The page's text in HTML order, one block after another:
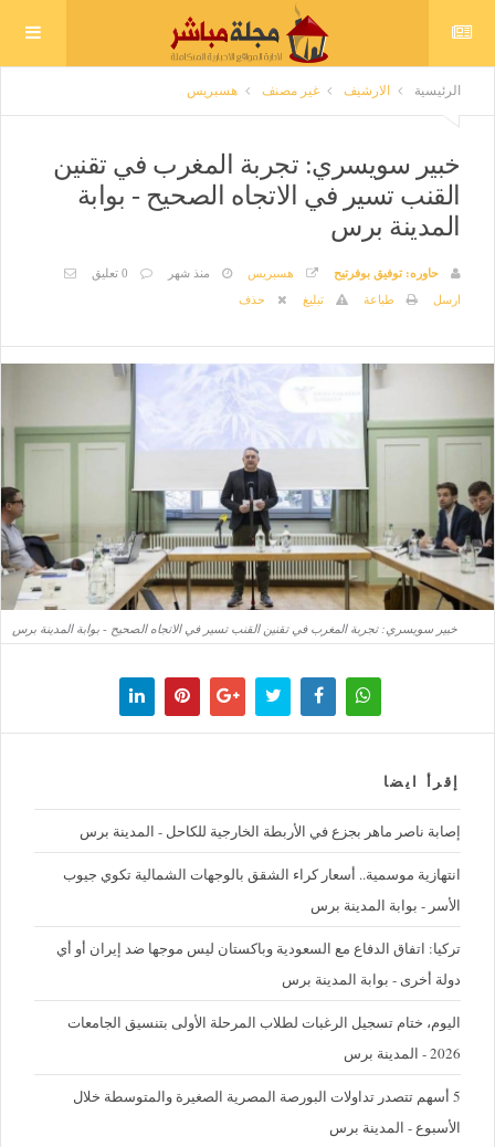
الرئيسية الارشيف غير مصنف هسبريس
خبير سويسري: تجربة المغرب في تقنين
القنب تسير في الاتجاه الصحيح - بوابة
المدينة برس
حاوره: توفيق بوفرتيح هسبريس منذ شهر
0 تعليق
ارسل
طباعة تبليغ حذف
خبير سويسري: تجربة المغرب في تقنين القنب تسير في الاتجاه الصحيح - بوابة المدينة برس
إقرأ ايضا
إصابة ناصر ماهر بجزع في الأربطة الخارجية للكاحل - المدينة برس
‪انتهازية موسمية.. أسعار كراء الشقق بالوجهات الشمالية تكوي جيوب
الأسر - بوابة المدينة برس
تركيا: اتفاق الدفاع مع السعودية وباكستان ليس موجها ضد إيران أو أي
دولة أخرى - بوابة المدينة برس
اليوم، ختام تسجيل الرغبات لطلاب المرحلة الأولى بتنسيق الجامعات
2026 - المدينة برس
5 أسهم تتصدر تداولات البورصة المصرية الصغيرة والمتوسطة خلال
الأسبوع - المدينة برس